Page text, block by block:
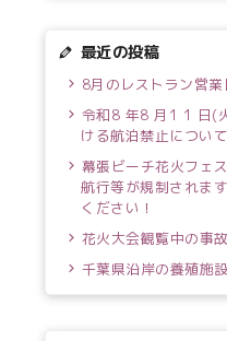
最近の投稿
8月のレストラン営
令和8 年8 月1 1 日(
ける航泊禁止について
幕張ビーチ花火フェ
航行等が規制されま
ください！
花火大会観覧中の事
千葉県沿岸の養殖施